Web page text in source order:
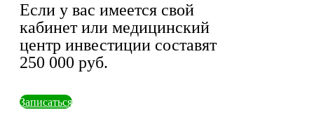
Если у вас имеется свой
кабинет или медицинский
центр инвестиции составят
250 000 руб.
Записаться